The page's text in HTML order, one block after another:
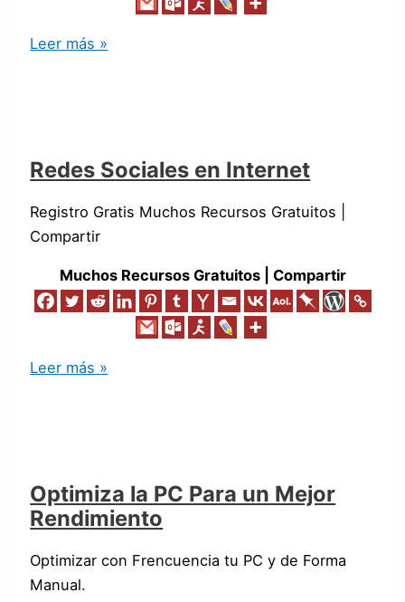
Leer más »
Redes Sociales en Internet
Registro Gratis Muchos Recursos Gratuitos |
Compartir
Muchos Recursos Gratuitos | Compartir
Leer más »
Optimiza la PC Para un Mejor
Rendimiento
Optimizar con Frencuencia tu PC y de Forma
Manual.